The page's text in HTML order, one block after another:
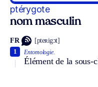
ptérygote
nom masculin
FR [pteʀigɔt]
Entomologie.
Élément de la sous-
1